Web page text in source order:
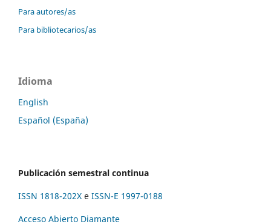
Para autores/as
Para bibliotecarios/as
Idioma
English
Español (España)
Publicación semestral continua
ISSN 1818-202X e ISSN-E 1997-0188
Acceso Abierto Diamante